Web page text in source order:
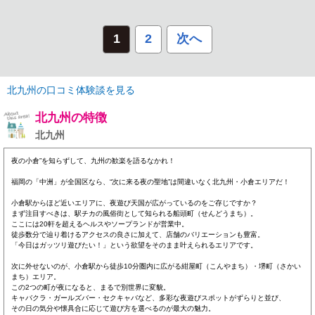
1 2 次へ
北九州の口コミ体験談を見る
北九州の特徴
北九州
夜の小倉”を知らずして、九州の歓楽を語るなかれ！
福岡の「中洲」が全国区なら、“次に来る夜の聖地”は間違いなく北九州・小倉エリアだ！
小倉駅からほど近いエリアに、夜遊び天国が広がっているのをご存じですか？
まず注目すべきは、駅チカの風俗街として知られる船頭町（せんどうまち）。
ここには20軒を超えるヘルスやソープランドが営業中。
徒歩数分で辿り着けるアクセスの良さに加えて、店舗のバリエーションも豊富。
「今日はガッツリ遊びたい！」という欲望をそのまま叶えられるエリアです。
次に外せないのが、小倉駅から徒歩10分圏内に広がる紺屋町（こんやまち）・堺町（さかい
まち）エリア。
この2つの町が夜になると、まるで別世界に変貌。
キャバクラ・ガールズバー・セクキャバなど、多彩な夜遊びスポットがずらりと並び、
その日の気分や懐具合に応じて遊び方を選べるのが最大の魅力。